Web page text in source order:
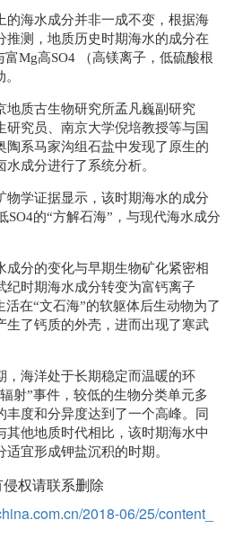
的海水成分并非一成不变，根据海
推测，地质历史时期海水的成分在
富Mg高SO4 （高镁离子，低硫酸根
地质古生物研究所孟凡巍副研究
研究员、南京大学倪培教授等与国
陶系马家沟组石盐中发现了原生的
成分进行了系统分析。
物学证据显示，该时期海水的成分
SO4的“方解石海”，与现代海水成分
成分的变化与早期生物矿化紧密相
纪时期海水成分转变为富钙离子
活在“文石海”的软躯体后生动物为了
生了钙质的外壳，进而出现了寒武
，海洋处于长期稳定而温暖的环
射”事件，较低的生物分类单元多
丰度和分异度达到了一个高峰。同
其他地质时代相比，该时期海水中
宜形成钾盐沉积的时期。
权请联系删除
2018-06/25/content_